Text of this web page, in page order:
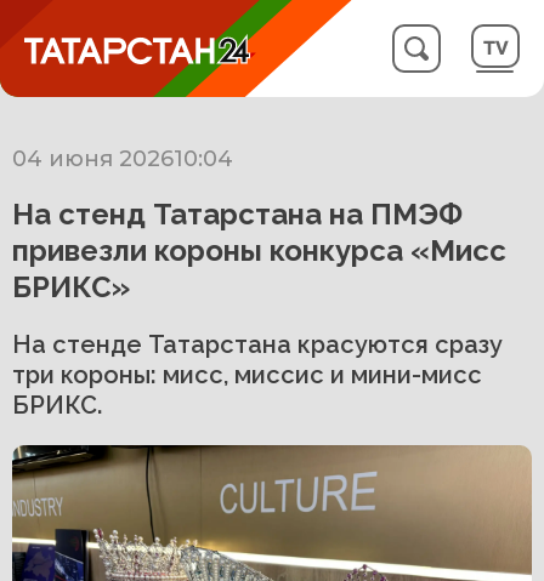
04 июня 202610:04
На стенд Татарстана на ПМЭФ
привезли короны конкурса «Мисс
БРИКС»
На стенде Татарстана красуются сразу
три короны: мисс, миссис и мини-мисс
БРИКС.